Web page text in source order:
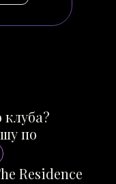
клуба?
по
Residence